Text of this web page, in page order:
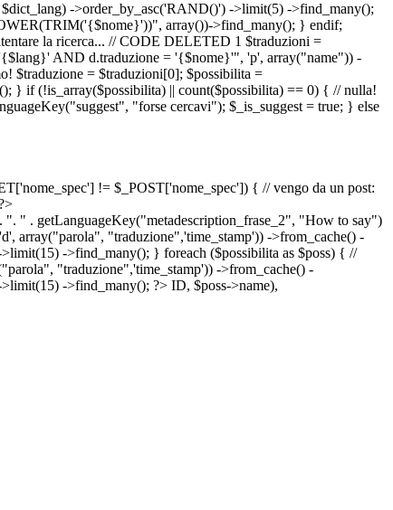
->order_by_asc('RAND()') ->limit(5) ->find_many();
array())->find_many(); } endif;
la ricerca... // CODE DELETED 1 $traduzioni =
AND d.traduzione = '{$nome}'", 'p', array("name")) -
$traduzione = $traduzioni[0]; $possibilita =
if (!is_array($possibilita) || count($possibilita) == 0) { // nulla!
"forse cercavi"); $_is_suggest = true; } else
!= $_POST['nome_spec']) { // vengo da un post:
" . getLanguageKey("metadescription_frase_2", "How to say")
array("parola", "traduzione",'time_stamp')) ->from_cache() -
->find_many(); } foreach ($possibilita as $poss) { //
"traduzione",'time_stamp')) ->from_cache() -
->find_many(); ?> ID, $poss->name),